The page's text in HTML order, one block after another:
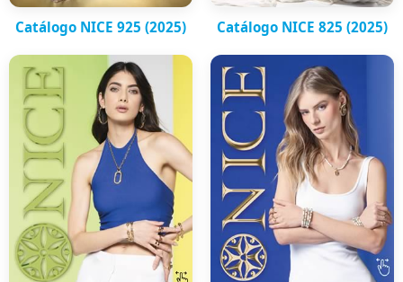
Catálogo NICE 925 (2025) Catálogo NICE 825 (2025)